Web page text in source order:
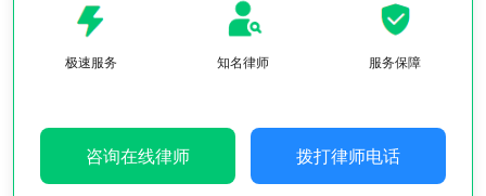
极速服务 知名律师 服务保障
咨询在线律师 拨打律师电话